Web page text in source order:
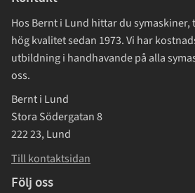
Hos Bernt i Lund hittar du symaskiner,
hög kvalitet sedan 1973. Vi har
utbildning i handhavande på alla
oss.
Bernt i Lund
Stora Södergatan 8
222 23, Lund
Till kontaktsidan
Följ oss